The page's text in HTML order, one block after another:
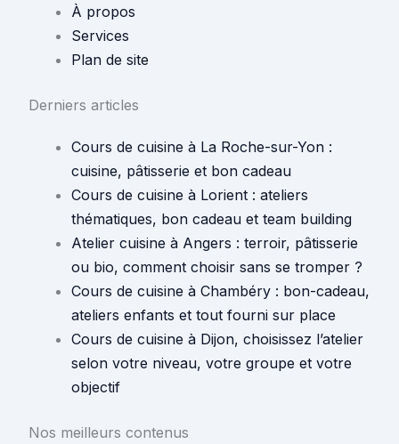
À propos
Services
Plan de site
Derniers articles
Cours de cuisine à La Roche-sur-Yon :
cuisine, pâtisserie et bon cadeau
Cours de cuisine à Lorient : ateliers
thématiques, bon cadeau et team building
Atelier cuisine à Angers : terroir, pâtisserie
ou bio, comment choisir sans se tromper ?
Cours de cuisine à Chambéry : bon-cadeau,
ateliers enfants et tout fourni sur place
Cours de cuisine à Dijon, choisissez l’atelier
selon votre niveau, votre groupe et votre
objectif
Nos meilleurs contenus